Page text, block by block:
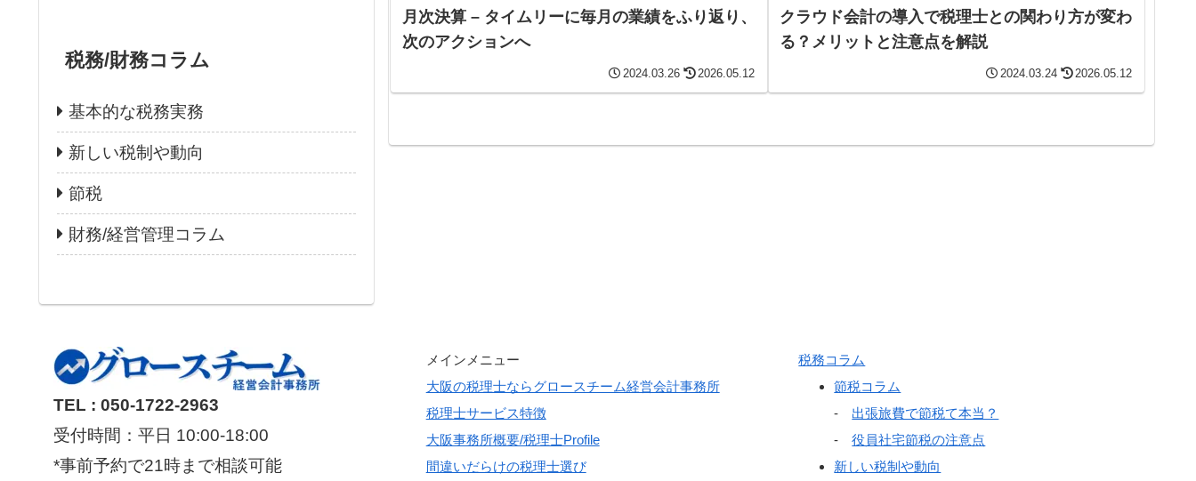
月次決算 – タイムリーに毎月の業績をふり返り、
次のアクションへ
2024.03.26 2026.05.12
クラウド会計の導入で税理士との関わり方が変わ
る？メリットと注意点を解説
2024.03.24 2026.05.12
税務/財務コラム
基本的な税務実務
新しい税制や動向
節税
財務/経営管理コラム
TEL : 050-1722-2963
受付時間：平日 10:00-18:00
*事前予約で21時まで相談可能
メインメニュー
大阪の税理士ならグロースチーム経営会計事務所
税理士サービス特徴
大阪事務所概要/税理士Profile
間違いだらけの税理士選び
税務コラム
節税コラム
- 出張旅費で節税て本当？
-役員社宅節税の注意点
新しい税制や動向